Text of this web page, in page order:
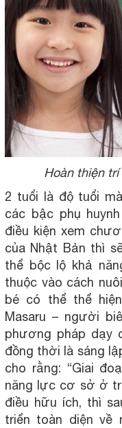
Hoàn thiện
2 tuổi là độ tuổi
các bậc phụ
điều kiện xem
của Nhật Bản thì
thể bộc lộ khả
thuộc vào cách
bé có thể thể
Masaru – người
phương pháp dạy
đồng thời là sáng
cho rằng: “Giai
năng lực cơ sở ở
điều hữu ích, thì
triển toàn diện về